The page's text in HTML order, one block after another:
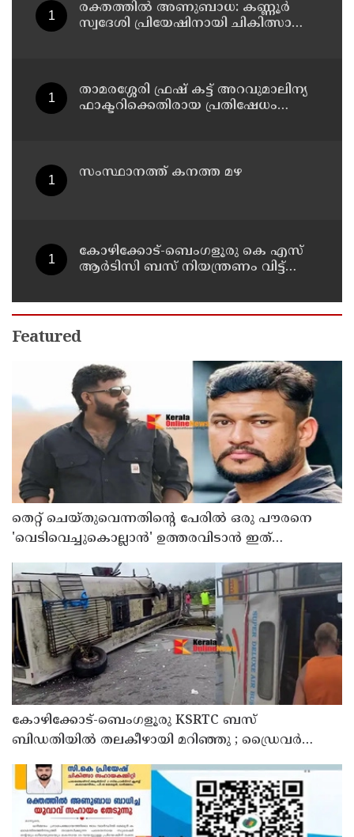
രക്തത്തിൽ അണുബാധ: കണ്ണൂർ
സ്വദേശി പ്രിയേഷിനായി ചികിത്സാ
താമരശ്ശേരി ഫ്രഷ് കട്ട് അറവുമാലിന്യ
ഫാക്ടറിക്കെതിരായ പ്രതിഷേധം
സംസ്ഥാനത്ത് കനത്ത മഴ
കോഴിക്കോട്-ബെംഗളൂരു കെ എസ്
ആര്‍ടിസി ബസ് നിയന്ത്രണം വിട്ട്
കണ്ടക്ടര്‍ക്കും ദാരുണാന്ത്യം
Featured
തെറ്റ് ചെയ്തുവെന്നതിന്റെ പേരില്‍ ഒരു പൗരനെ
'വെടിവെച്ചുകൊല്ലാന്‍' ഉത്തരവിടാന്‍ ഇത്
യുപിയോ ബിഹാറോ അല്ല ; അര്‍ജുന്‍ ആയങ്കിയെ
പിന്തുണച്ച് ആകാശ് തില്ലങ്കേരി
കോഴിക്കോട്-ബെംഗളൂരു KSRTC ബസ്
ബിഡതിയിൽ തലകീഴായി മറിഞ്ഞു ; ഡ്രെെവർക്കും
പരിക്ക്